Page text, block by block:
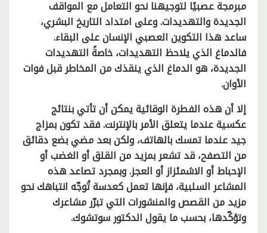
مبرمجة عصبيًا لتوجيهنا نحو التعامل مع المواقف
الجديدة والتهديدات. وعلى امتداد التاريخ البشري،
ساعد هذا التكوين العصبي الإنسان على البقاء.
فالدماغ الذي يلاحظ التهديدات، خاصةً التهديدات
الجديدة، هو الدماغ الذي ينقذك من المخاطر قبل فوات
الأوان.
إلا أن هذه الفطرة الوقائية يمكن أن تأتي بنتائج
عكسية عندما يتعلق الأمر بالإنترنت. فقد تكون بمزاج
جيد عندما تمسك بالهاتف، ولكن بعد مضي بضع دقائق
من التصفح، قد تشعر بمزيد من القلق أو الغضب أو
الإحباط أو الاشمئزاز أو العجز. وبمجرد تصاعد هذه
المشاعر السلبية، فإنها تعمل كعدسة تُوجّه انتباهك نحو
مزيد من القصص والمنشورات التي تبرّر مشاعرك
وتؤكّدها، بحسب ما يقول الدكتور سوتشوك.